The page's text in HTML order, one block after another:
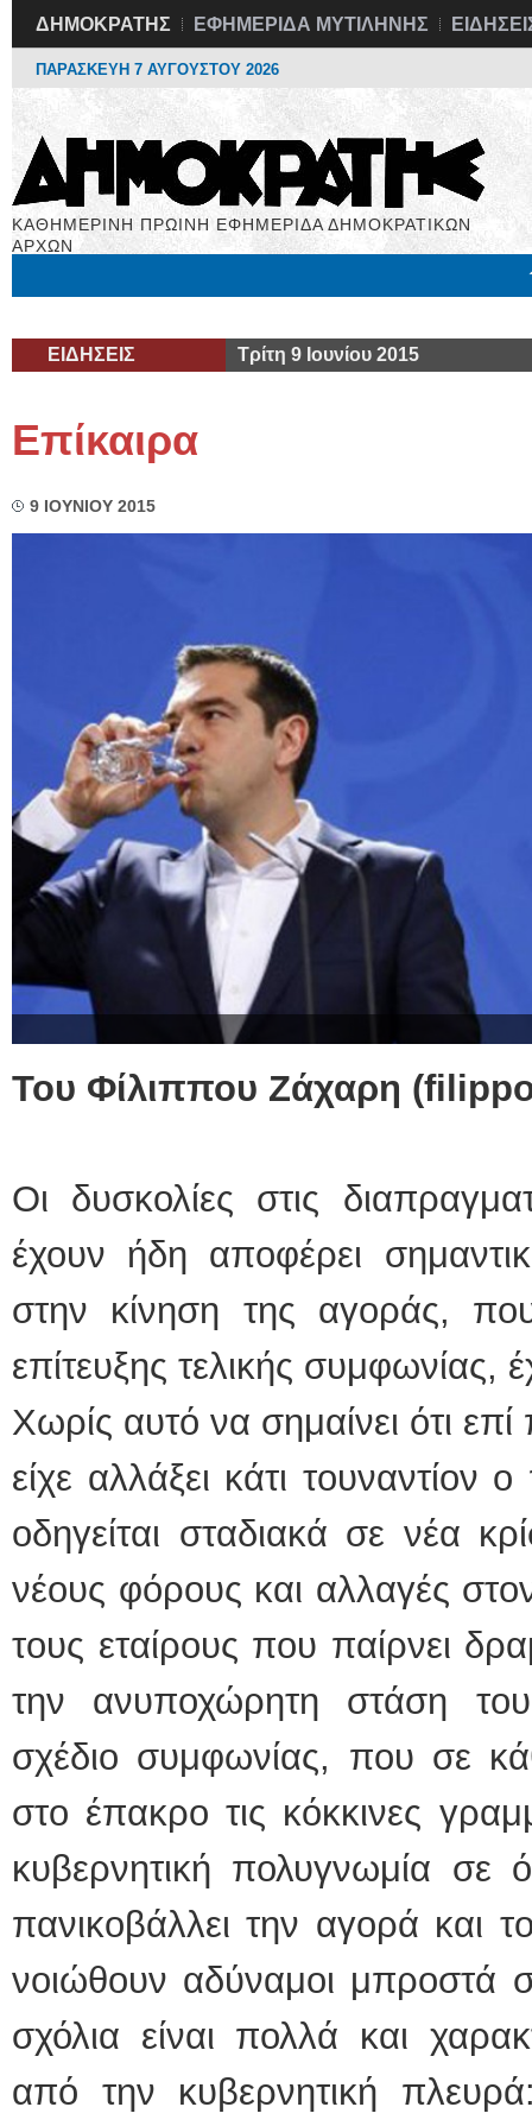
ΔΗΜΟΚΡΑΤΗΣ ΕΦΗΜΕΡΙΔΑ ΜΥΤΙΛΗΝΗΣ
ΠΑΡΑΣΚΕΥΗ 7 ΑΥΓΟΥΣΤΟΥ 2026
ΚΑΘΗΜΕΡΙΝΗ ΠΡΩΙΝΗ ΕΦΗΜΕΡΙΔΑ ΔΗΜΟΚΡΑΤΙΚΩΝ
ΑΡΧΩΝ
ΕΙΔΗΣΕΙΣ Τρίτη 9 Ιουνίου 2015
Επίκαιρα
9 ΙΟΥΝΙΟΥ 2015
Του Φίλιππου Ζάχαρη (
Οι δυσκολίες στις
έχουν ήδη αποφέρει
στην κίνηση της αγοράς,
επίτευξης τελικής συμφωνίας,
Χωρίς αυτό να σημαίνει ότι
είχε αλλάξει κάτι τουναντίον
οδηγείται σταδιακά σε νέα
νέους φόρους και αλλαγές
τους εταίρους που παίρνει
την ανυποχώρητη στάση
σχέδιο συμφωνίας, που σε
στο έπακρο τις κόκκινες
κυβερνητική πολυγνωμία σε
πανικοβάλλει την αγορά και
νοιώθουν αδύναμοι μπροστά
σχόλια είναι πολλά και
από την κυβερνητική